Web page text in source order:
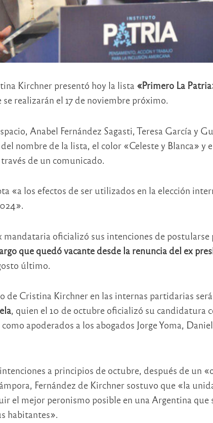
Kirchner presentó hoy la lista «Primero La
se realizarán el 17 de noviembre próximo.
Anabel Fernández Sagasti, Teresa García y
nombre de la lista, el color «Celeste y Blanca»
de un comunicado.
«a los efectos de ser utilizados en la elección
mandataria oficializó sus intenciones de postularse
que quedó vacante desde la renuncia del ex
último.
de Cristina Kirchner en las internas partidarias
, quien el 10 de octubre oficializó su candidatura
apoderados a los abogados Jorge Yoma,
a principios de octubre, después de un
Fernández de Kirchner sostuvo que «la
el mejor peronismo posible en una Argentina que
habitantes».